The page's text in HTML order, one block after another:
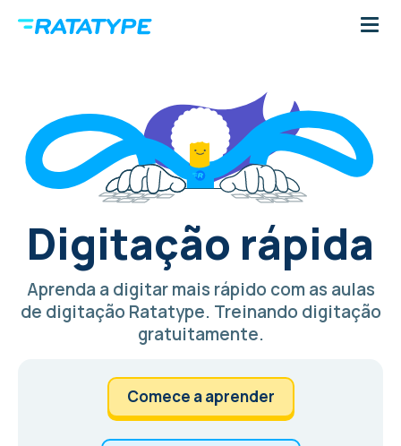
Digitação rápida
Aprenda a digitar mais rápido com as aulas
de digitação Ratatype. Treinando digitação
gratuitamente.
Comece a aprender